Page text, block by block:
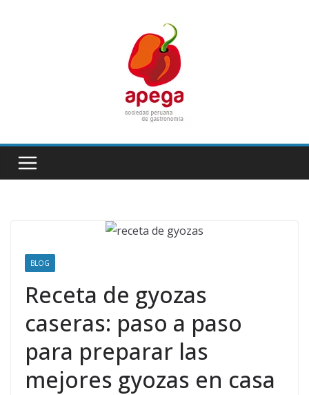
BLOG
Receta de gyozas
caseras: paso a paso
para preparar las
mejores gyozas en casa